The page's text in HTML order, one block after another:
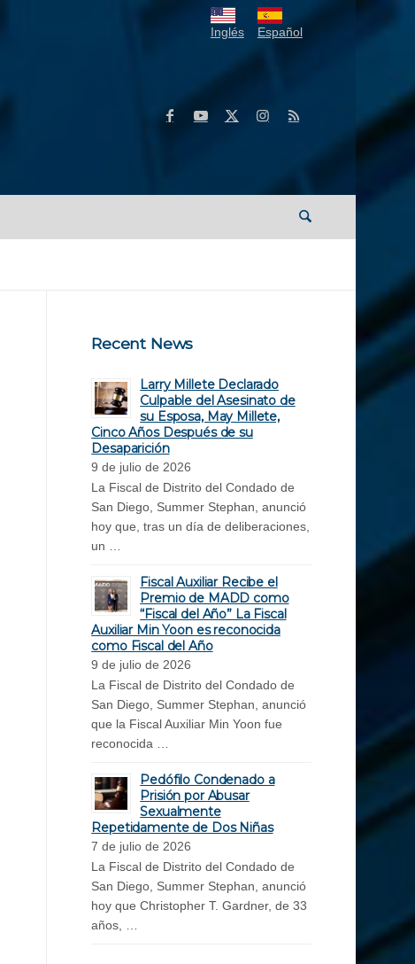
Inglés Español
Recent News
Larry Millete Declarado
Culpable del Asesinato de
su Esposa, May Millete,
Cinco Años Después de su
Desaparición
9 de julio de 2026
La Fiscal de Distrito del Condado de
San Diego, Summer Stephan, anunció
hoy que, tras un día de deliberaciones,
un …
Fiscal Auxiliar Recibe el
Premio de MADD como
“Fiscal del Año” La Fiscal
Auxiliar Min Yoon es reconocida
como Fiscal del Año
9 de julio de 2026
La Fiscal de Distrito del Condado de
San Diego, Summer Stephan, anunció
que la Fiscal Auxiliar Min Yoon fue
reconocida …
Pedófilo Condenado a
Prisión por Abusar
Sexualmente
Repetidamente de Dos Niñas
7 de julio de 2026
La Fiscal de Distrito del Condado de
San Diego, Summer Stephan, anunció
hoy que Christopher T. Gardner, de 33
años, …